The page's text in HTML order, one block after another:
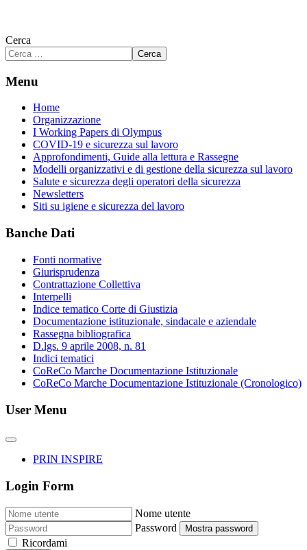
Cerca
Cerca
Menu
Home
Organizzazione
I Working Papers di Olympus
COVID-19 e sicurezza sul lavoro
Approfondimenti, Guide alla lettura e Rassegne
Modelli organizzativi e di gestione della sicurezza sul lavoro
Salute e sicurezza degli operatori della sicurezza
Newsletters
Siti su igiene e sicurezza del lavoro
Banche Dati
Fonti normative
Giurisprudenza
Contrattazione Collettiva
Interpelli
Indice tematico Corte di Giustizia
Documentazione istituzionale, sindacale e aziendale
Rassegna bibliografica
D.lgs. 9 aprile 2008, n. 81
Indici tematici
CoReCo Marche Documentazione Istituzionale
CoReCo Marche Documentazione Istituzionale (Cronologico)
User Menu
PRIN INSPIRE
Login Form
Nome utente
Password
Mostra password
Ricordami